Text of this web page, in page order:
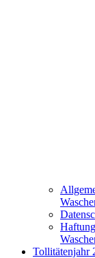
Tollitätenjahr